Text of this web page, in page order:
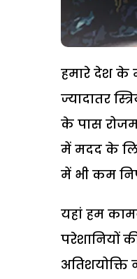
हमारे देश के
ज्यादातर
के पास
में मदद के
में भी कम
यहां हम
परेशानियों